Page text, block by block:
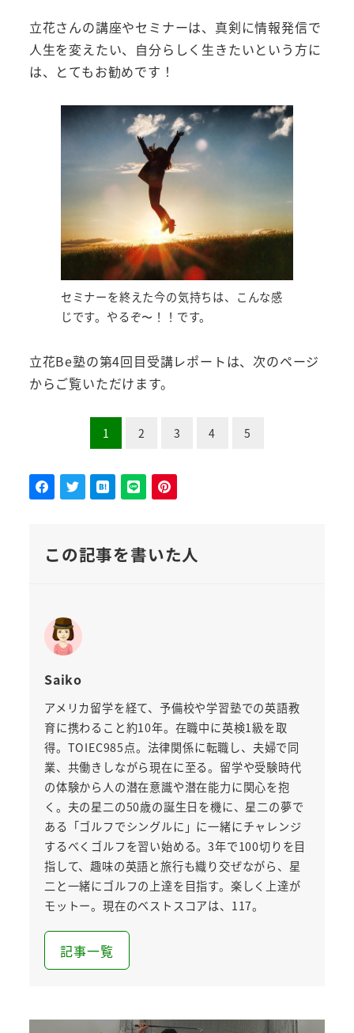
立花さんの講座やセミナーは、真剣に情報発信で
人生を変えたい、自分らしく生きたいという方に
は、とてもお勧めです！
セミナーを終えた今の気持ちは、こんな感
じです。やるぞ〜！！です。
立花Be塾の第4回目受講レポートは、次のページ
からご覧いただけます。
1 2 3 4 5
この記事を書いた人
Saiko
アメリカ留学を経て、予備校や学習塾での英語教
育に携わること約10年。在職中に英検1級を取
得。TOIEC985点。法律関係に転職し、夫婦で同
業、共働きしながら現在に至る。留学や受験時代
の体験から人の潜在意識や潜在能力に関心を抱
く。夫の星二の50歳の誕生日を機に、星二の夢で
ある「ゴルフでシングルに」に一緒にチャレンジ
するべくゴルフを習い始める。3年で100切りを目
指して、趣味の英語と旅行も織り交ぜながら、星
二と一緒にゴルフの上達を目指す。楽しく上達が
モットー。現在のベストスコアは、117。
記事一覧